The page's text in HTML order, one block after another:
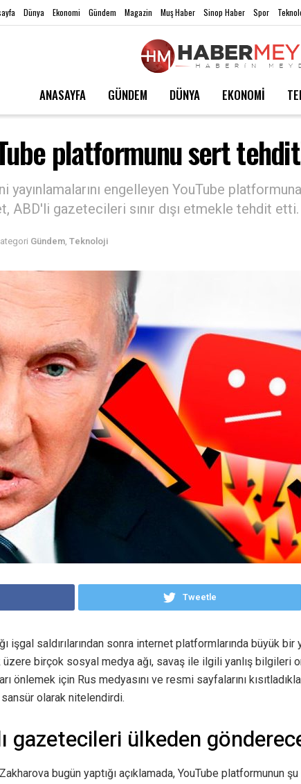
Dünya Ekonomi Gündem Magazin Muş Haber Sinop Haber Spor
ANASAYFA GÜNDEM DÜNYA EKONOMİ
platformunu sert
yayınlamalarını engelleyen YouTube
ABD'li gazetecileri sınır dışı etmekle tehdit etti.
Gündem, Teknoloji
Tweetle
işgal saldırılarından sonra internet platformlarında büyük bir
üzere birçok sosyal medya ağı, savaş ile ilgili yanlış bilgileri
önlemek için Rus medyasını ve resmi sayfalarını
olarak nitelendirdi.
gazetecileri ülkeden
bugün yaptığı açıklamada, YouTube platformunun